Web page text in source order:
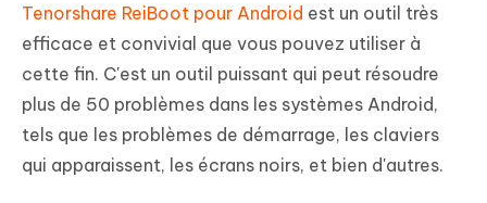
Tenorshare ReiBoot pour Android est un outil très
efficace et convivial que vous pouvez utiliser à
cette fin. C'est un outil puissant qui peut résoudre
plus de 50 problèmes dans les systèmes Android,
tels que les problèmes de démarrage, les claviers
qui apparaissent, les écrans noirs, et bien d'autres.